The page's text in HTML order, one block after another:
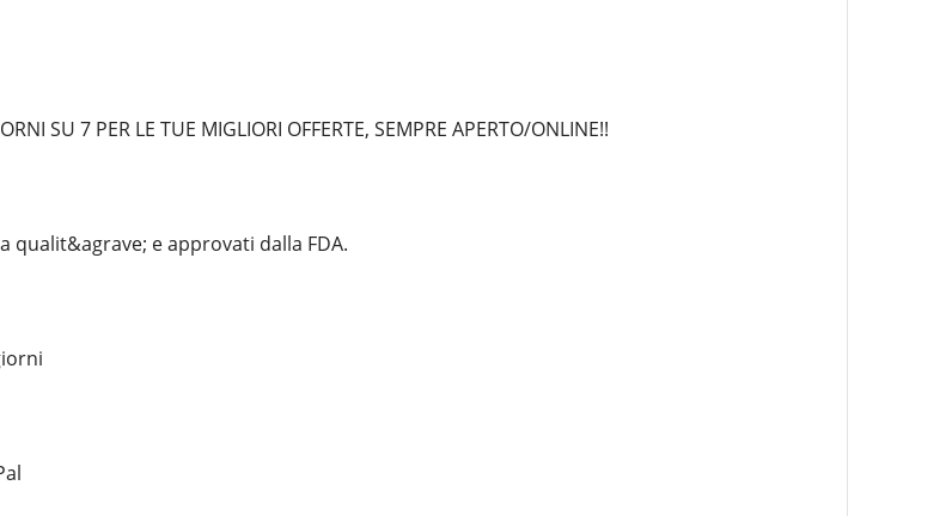
SU 7 PER LE TUE MIGLIORI OFFERTE, SEMPRE APERTO/ONLINE!!
qualit&agrave; e approvati dalla FDA.